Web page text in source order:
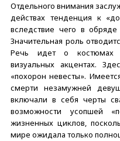
Отдельного внимания
действах тенденция к
вследствие чего в
Значительная роль
Речь идет о костюмах
визуальных акцентах.
«похорон невесты».
смерти незамужней
включали в себя черты
возможности усопшей
жизненных циклов,
мире ожидала только